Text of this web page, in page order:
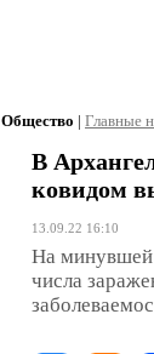
Общество | Главные
В
ковидом
13.09.22 16:10
На минувшей
числа